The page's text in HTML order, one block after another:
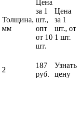
Толщина,
мм
Цена
за 1
шт.,
опт
от 10
шт.
Цена
за 1
шт., от
1 шт.
2
187
руб.
Узнать
цену